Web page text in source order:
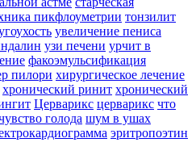
пикфлоуметрии тонзилит
увеличение пениса
узи печени урчит в
факоэмульсификация
пилори хирургическое лечение
хронический ринит хронический
Церварикс церварикс что
голода шум в ушах
эритропоэтин